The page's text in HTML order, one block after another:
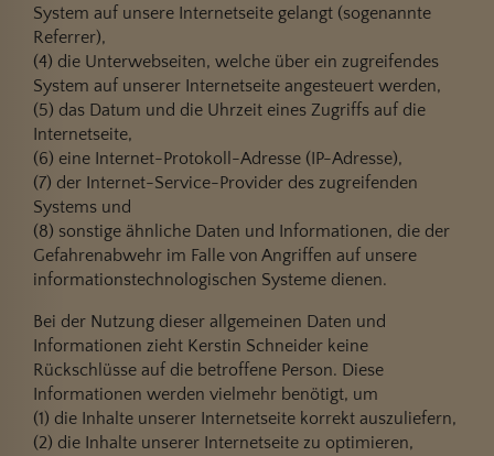
System auf unsere Internetseite gelangt (sogenannte
Referrer),
(4) die Unterwebseiten, welche über ein zugreifendes
System auf unserer Internetseite angesteuert werden,
(5) das Datum und die Uhrzeit eines Zugriffs auf die
Internetseite,
(6) eine Internet-Protokoll-Adresse (IP-Adresse),
(7) der Internet-Service-Provider des zugreifenden
Systems und
(8) sonstige ähnliche Daten und Informationen, die der
Gefahrenabwehr im Falle von Angriffen auf unsere
informationstechnologischen Systeme dienen.
Bei der Nutzung dieser allgemeinen Daten und
Informationen zieht Kerstin Schneider keine
Rückschlüsse auf die betroffene Person. Diese
Informationen werden vielmehr benötigt, um
(1) die Inhalte unserer Internetseite korrekt auszuliefern,
(2) die Inhalte unserer Internetseite zu optimieren,